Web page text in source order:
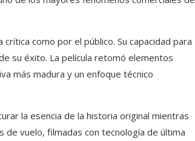
como por el público. Su capacidad para
su éxito. La película retomó elementos
más madura y un enfoque técnico
la esencia de la historia original mientras
de vuelo, filmadas con tecnología de última